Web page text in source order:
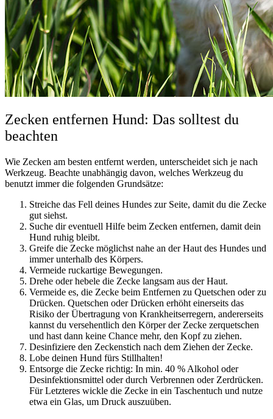
Zecken entfernen Hund: Das solltest du
beachten
Wie Zecken am besten entfernt werden, unterscheidet sich je nach
Werkzeug. Beachte unabhängig davon, welches Werkzeug du
benutzt immer die folgenden Grundsätze:
Streiche das Fell deines Hundes zur Seite, damit du die Zecke
gut siehst.
Suche dir eventuell Hilfe beim Zecken entfernen, damit dein
Hund ruhig bleibt.
Greife die Zecke möglichst nahe an der Haut des Hundes und
immer unterhalb des Körpers.
Vermeide ruckartige Bewegungen.
Drehe oder hebele die Zecke langsam aus der Haut.
Vermeide es, die Zecke beim Entfernen zu Quetschen oder zu
Drücken. Quetschen oder Drücken erhöht einerseits das
Risiko der Übertragung von Krankheitserregern, andererseits
kannst du versehentlich den Körper der Zecke zerquetschen
und hast dann keine Chance mehr, den Kopf zu ziehen.
Desinfiziere den Zeckenstich nach dem Ziehen der Zecke.
Lobe deinen Hund fürs Stillhalten!
Entsorge die Zecke richtig: In min. 40 % Alkohol oder
Desinfektionsmittel oder durch Verbrennen oder Zerdrücken.
Für Letzteres wickle die Zecke in ein Taschentuch und nutze
etwa ein Glas, um Druck auszuüben.